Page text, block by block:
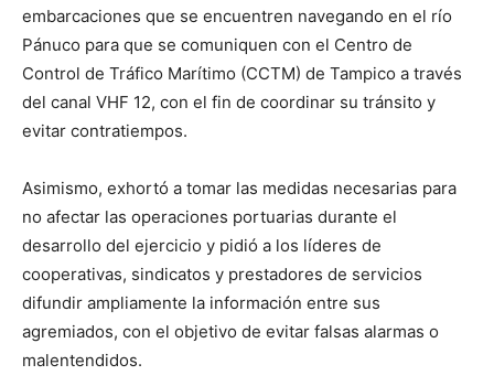
embarcaciones que se encuentren navegando en el río
Pánuco para que se comuniquen con el Centro de
Control de Tráfico Marítimo (CCTM) de Tampico a través
del canal VHF 12, con el fin de coordinar su tránsito y
evitar contratiempos.
Asimismo, exhortó a tomar las medidas necesarias para
no afectar las operaciones portuarias durante el
desarrollo del ejercicio y pidió a los líderes de
cooperativas, sindicatos y prestadores de servicios
difundir ampliamente la información entre sus
agremiados, con el objetivo de evitar falsas alarmas o
malentendidos.